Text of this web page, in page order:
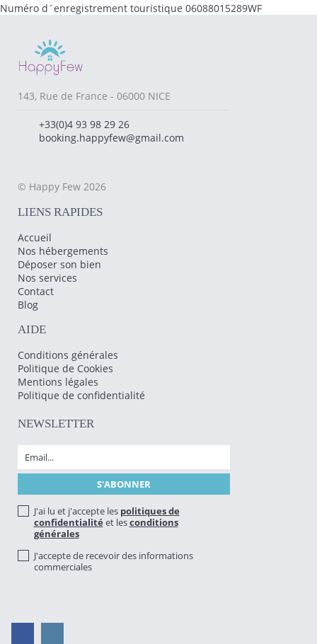
Numéro d´enregistrement touristique 06088015289WF
143, Rue de France - 06000 NICE
+33(0)4 93 98 29 26
booking.happyfew@gmail.com
© Happy Few 2026
LIENS RAPIDES
Accueil
Nos hébergements
Déposer son bien
Nos services
Contact
Blog
AIDE
Conditions générales
Politique de Cookies
Mentions légales
Politique de confidentialité
NEWSLETTER
J'ai lu et j'accepte les politiques de
confidentialité et lesconditions
générales
J'accepte de recevoir des informations
commerciales